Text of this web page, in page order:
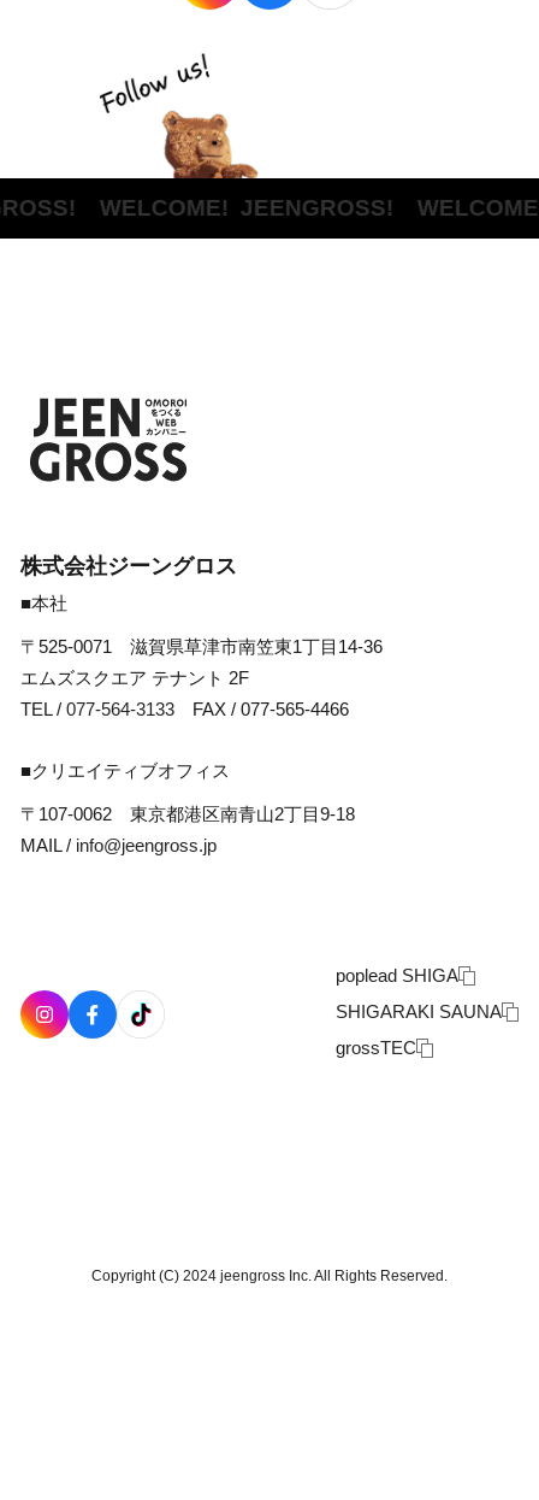
WELCOME!JEENGROSS! WELCOME!
poplead SHIGA
SHIGARAKI SAUNA
grossTEC
株式会社ジーングロス
■本社
〒525-0071 滋賀県草津市南笠東1丁目14-36
エムズスクエア テナント 2F
TEL / 077-564-3133 FAX / 077-565-4466
■クリエイティブオフィス
〒107-0062 東京都港区南青山2丁目9-18
MAIL / info@jeengross.jp
Copyright (C) 2024 jeengross Inc. All Rights Reserved.